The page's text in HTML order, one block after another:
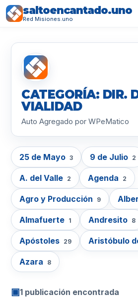
saltoencantado.uno
Red Misiones.uno
CATEGORÍA: DIR.
VIALIDAD
Auto Agregado por WPeMatico
25 de Mayo 3 9 de Julio 2
A. del Valle 2 Agenda 2
Agro y Producción 9
Almafuerte 1 Andresito 8
Apóstoles 29 Aristóbulo
Azara 8
▣1 publicación encontrada